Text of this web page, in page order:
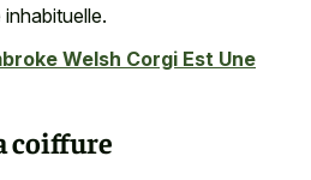
Welsh Corgi Est Une
coiffure